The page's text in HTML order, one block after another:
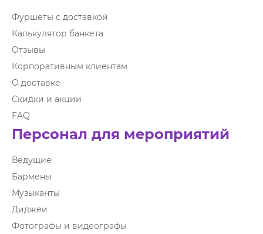
Фуршеты с доставкой
Калькулятор банкета
Отзывы
Корпоративным клиентам
О доставке
Скидки и акции
FAQ
Персонал для мероприятий
Ведущие
Бармены
Музыканты
Диджеи
Фотографы и видеографы